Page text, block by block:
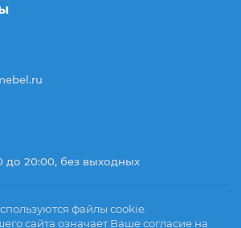
до 20:00, без выходных
файлы cookie.
сайта означает Ваше согласие на